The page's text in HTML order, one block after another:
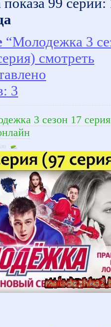
99 серии:
“Молодежка 3
смотреть
3
3 сезон 17